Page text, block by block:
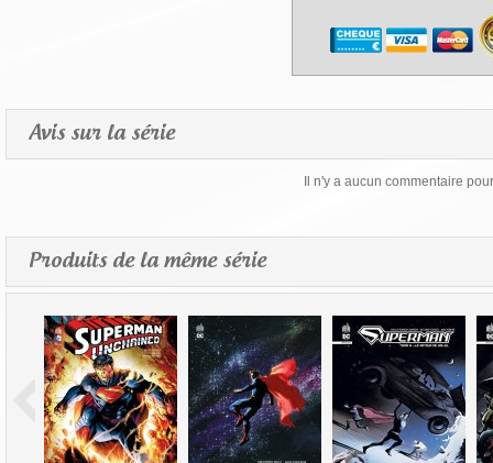
Avis sur la série
Il n'y a aucun commentaire
Produits de la même série